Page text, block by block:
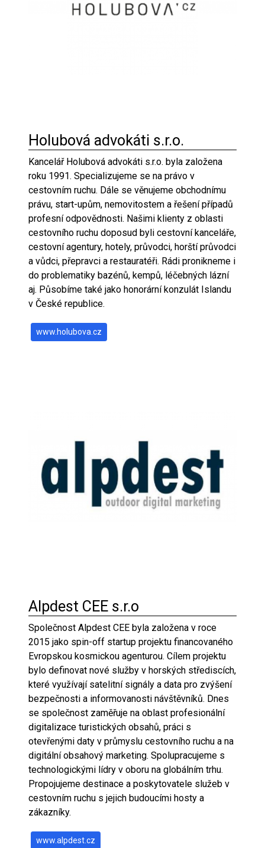
Holubová advokáti s.r.o.
Kancelář Holubová advokáti s.r.o. byla založena
roku 1991. Specializujeme se na právo v
cestovním ruchu. Dále se věnujeme obchodnímu
právu, start-upům, nemovitostem a řešení případů
profesní odpovědnosti. Našimi klienty z oblasti
cestovního ruchu doposud byli cestovní kanceláře,
cestovní agentury, hotely, průvodci, horští průvodci
a vůdci, přepravci a restauratéři. Rádi pronikneme i
do problematiky bazénů, kempů, léčebných lázní
aj. Působíme také jako honorární konzulát Islandu
v České republice.
www.holubova.cz
Alpdest CEE s.r.o
Společnost Alpdest CEE byla založena v roce
2015 jako spin-off startup projektu financovaného
Evropskou kosmickou agenturou. Cílem projektu
bylo definovat nové služby v horských střediscích,
které využívají satelitní signály a data pro zvýšení
bezpečnosti a informovanosti návštěvníků. Dnes
se společnost zaměřuje na oblast profesionální
digitalizace turistických obsahů, práci s
otevřenými daty v průmyslu cestovního ruchu a na
digitální obsahový marketing. Spolupracujeme s
technologickými lídry v oboru na globálním trhu.
Propojujeme destinace a poskytovatele služeb v
cestovním ruchu s jejich budoucími hosty a
zákazníky.
www.alpdest.cz